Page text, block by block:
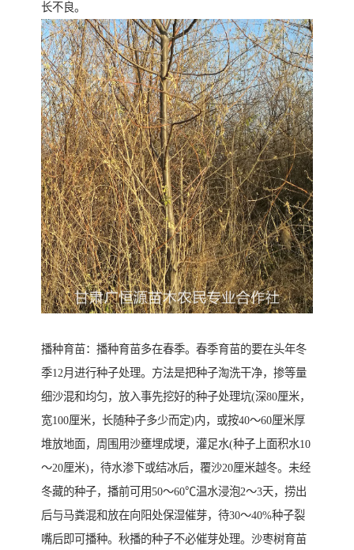
长不良。
播种育苗：播种育苗多在春季。春季育苗的要在头年冬
季12月进行种子处理。方法是把种子淘洗干净，掺等量
细沙混和均匀，放入事先挖好的种子处理坑(深80厘米，
宽100厘米，长随种子多少而定)内，或按40～60厘米厚
堆放地面，周围用沙壅埋成埂，灌足水(种子上面积水10
～20厘米)，待水渗下或结冰后，覆沙20厘米越冬。未经
冬藏的种子，播前可用50～60℃温水浸泡2～3天，捞出
后与马粪混和放在向阳处保湿催芽，待30～40%种子裂
嘴后即可播种。秋播的种子不必催芽处理。沙枣树育苗